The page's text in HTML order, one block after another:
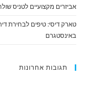
אביזרים מקצועיים לטניס
טארק דיסי: טיפים לבחירת
באינסטגרם
תגובות אחרונות